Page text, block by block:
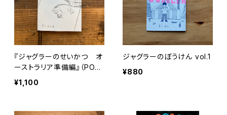
『ジャグラーのせいかつ オ
ーストラリア準備編』（PON
TE BOOKS）
¥1,100
ジャグラーのぼうけん vol.1
¥880